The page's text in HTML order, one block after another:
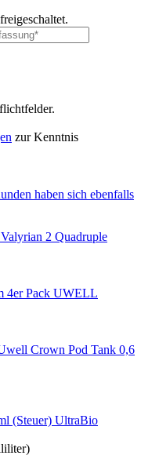
zur Kenntnis
haben sich ebenfalls
Valyrian 2 Quadruple
UWELL
Crown Pod Tank 0,6
UltraBio